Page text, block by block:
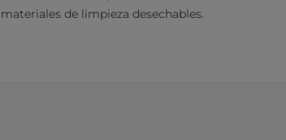
materiales de limpieza desechables.